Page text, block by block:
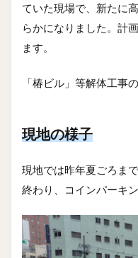
ていた現場で、新たに
らかになりました。計
ます。
「椿ビル」等解体工事
現地の様子
現地では昨年夏ごろま
終わり、コインパーキ